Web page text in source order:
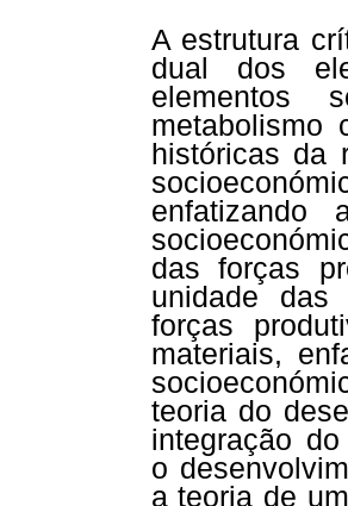
A estrutura
dual dos
elementos
metabolismo
históricas da
enfatizando
das forças
unidade das
forças
materiais,
teoria do
integração
o
a teoria de